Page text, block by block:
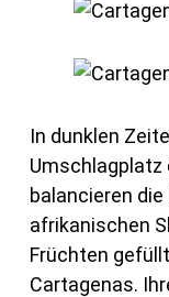
In dunklen
Umschlagplatz
balancieren die
afrikanischen
Früchten
Cartagenas.